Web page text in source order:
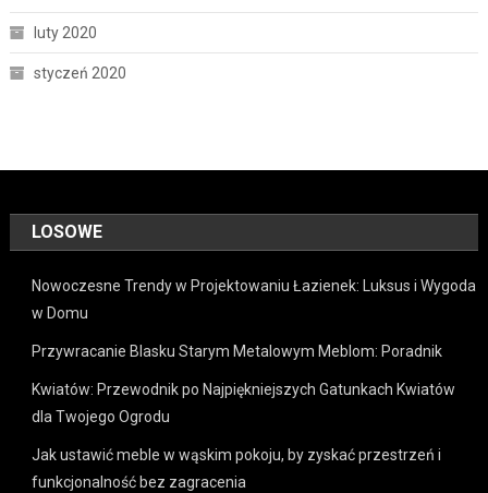
luty 2020
styczeń 2020
LOSOWE
Nowoczesne Trendy w Projektowaniu Łazienek: Luksus i Wygoda
w Domu
Przywracanie Blasku Starym Metalowym Meblom: Poradnik
Kwiatów: Przewodnik po Najpiękniejszych Gatunkach Kwiatów
dla Twojego Ogrodu
Jak ustawić meble w wąskim pokoju, by zyskać przestrzeń i
funkcjonalność bez zagracenia